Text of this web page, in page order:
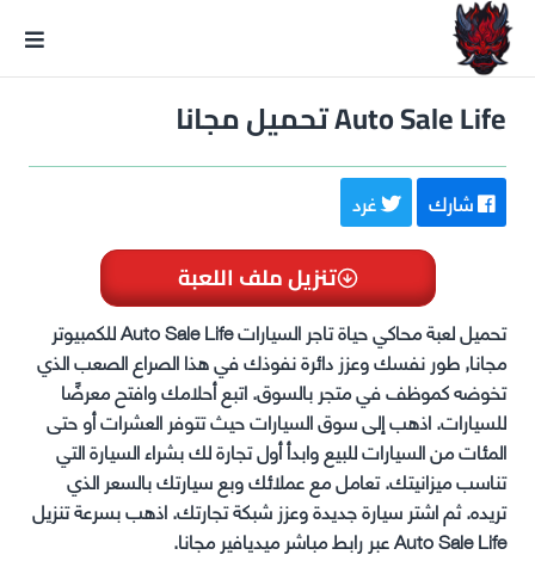
Auto Sale Life تحميل مجانا
شارك غرد
تنزيل ملف اللعبة
تحميل لعبة محاكي حياة تاجر السيارات Auto Sale Life للكمبيوتر
مجانا, طور نفسك وعزز دائرة نفوذك في هذا الصراع الصعب الذي
تخوضه كموظف في متجر بالسوق. اتبع أحلامك وافتح معرضًا
للسيارات. اذهب إلى سوق السيارات حيث تتوفر العشرات أو حتى
المئات من السيارات للبيع وابدأ أول تجارة لك بشراء السيارة التي
تناسب ميزانيتك. تعامل مع عملائك وبع سيارتك بالسعر الذي
تريده. ثم اشتر سيارة جديدة وعزز شبكة تجارتك.اذهب بسرعة تنزيل
Auto Sale Life عبر رابط مباشر ميديافير مجانا.